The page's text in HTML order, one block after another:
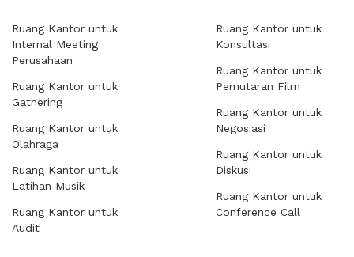
Ruang Kantor untuk
Internal Meeting
Perusahaan
Ruang Kantor untuk
Gathering
Ruang Kantor untuk
Olahraga
Ruang Kantor untuk
Latihan Musik
Ruang Kantor untuk
Audit
Ruang Kantor untuk
Konsultasi
Ruang Kantor untuk
Pemutaran Film
Ruang Kantor untuk
Negosiasi
Ruang Kantor untuk
Diskusi
Ruang Kantor untuk
Conference Call